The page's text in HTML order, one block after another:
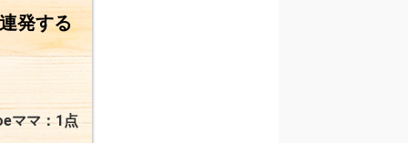
発する
ママ：1点